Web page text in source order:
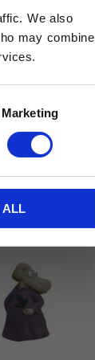
We also
may combine
Marketing
ALL